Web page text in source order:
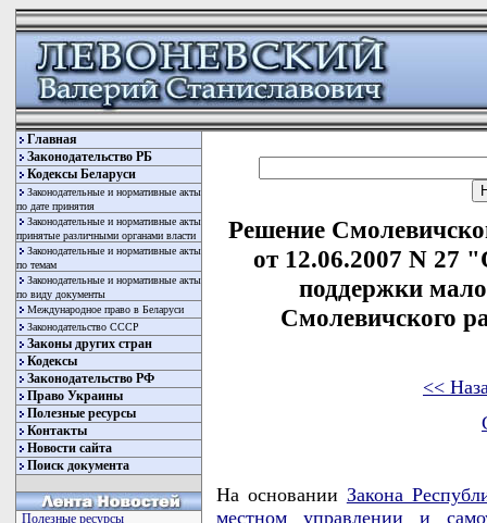
Главная
Законодательство РБ
Кодексы Беларуси
Законодательные и нормативные акты
по дате принятия
Законодательные и нормативные акты
принятые различными органами власти
Законодательные и нормативные акты
по темам
Законодательные и нормативные акты
по виду документы
Международное право в Беларуси
Законодательство СССР
Законы других стран
Кодексы
Законодательство РФ
Право Украины
Полезные ресурсы
Контакты
Новости сайта
Поиск документа
Полезные ресурсы
Решение
от 12.06.2007 N 27
поддержки
Смолевичского
<<
На основании Закона
местном управлении и